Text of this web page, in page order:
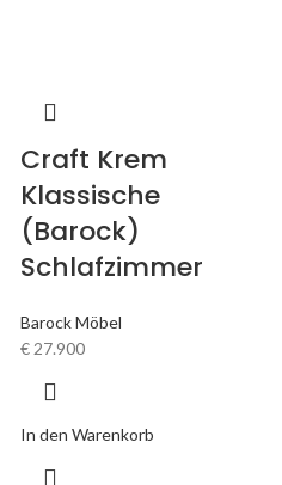
Craft Krem
Klassische
(Barock)
Schlafzimmer
Barock Möbel
€27.900
In den Warenkorb